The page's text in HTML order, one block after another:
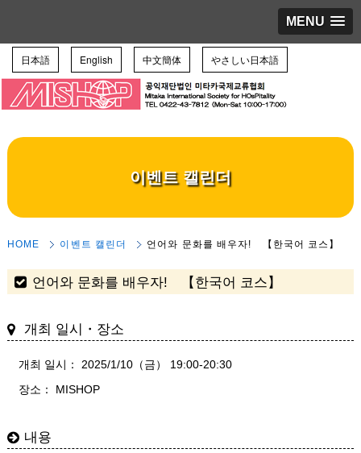
MENU
日本語 English 中文簡体 やさしい日本語
이벤트 캘린더
HOME 이벤트 캘린더 언어와 문화를 배우자! 【한국어 코스】
언어와 문화를 배우자! 【한국어 코스】
개최 일시・장소
개최 일시： 2025/1/10（금） 19:00-20:30
장소： MISHOP
내용